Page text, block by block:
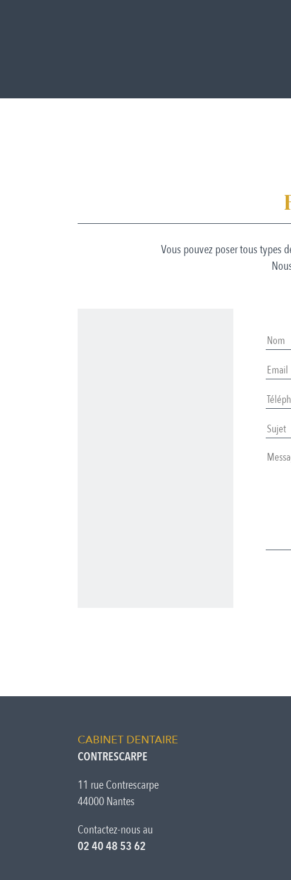
Vous pouvez poser tous types
CABINET DENTAIRE
CONTRESCARPE
11 rue Contrescarpe
44000 Nantes
Contactez-nous au
02 40 48 53 62